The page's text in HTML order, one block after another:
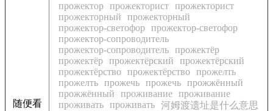
随便看
прожектор прожекторист прожекторист
прожекторный
прожекторный
прожектор-светофор прожектор-светофор
прожектор-сопроводитель
прожектор-сопроводитель прожектёр
прожектёр прожектёрский
прожектёрский
прожектёрство прожектёрство прожелть
прожелть прожечь прожечь прожжённый
прожжённый
проживание проживание
проживать проживать 河姆渡遗址是什么意思